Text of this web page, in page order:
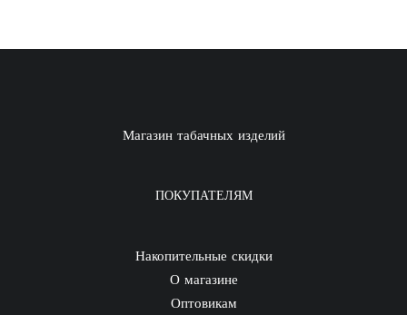
Магазин табачных изделий
ПОКУПАТЕЛЯМ
Накопительные скидки
О магазине
Оптовикам